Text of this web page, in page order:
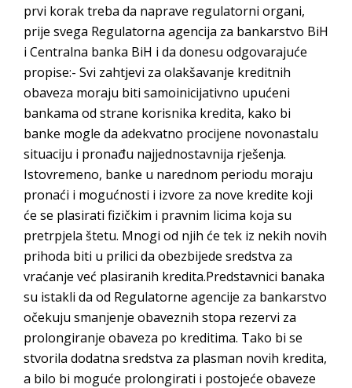
prvi korak treba da naprave regulatorni organi,
prije svega Regulatorna agencija za bankarstvo BiH
i Centralna banka BiH i da donesu odgovarajuće
propise:- Svi zahtjevi za olakšavanje kreditnih
obaveza moraju biti samoinicijativno upućeni
bankama od strane korisnika kredita, kako bi
banke mogle da adekvatno procijene novonastalu
situaciju i pronađu najjednostavnija rješenja.
Istovremeno, banke u narednom periodu moraju
pronaći i mogućnosti i izvore za nove kredite koji
će se plasirati fizičkim i pravnim licima koja su
pretrpjela štetu. Mnogi od njih će tek iz nekih novih
prihoda biti u prilici da obezbijede sredstva za
vraćanje već plasiranih kredita.Predstavnici banaka
su istakli da od Regulatorne agencije za bankarstvo
očekuju smanjenje obaveznih stopa rezervi za
prolongiranje obaveza po kreditima. Tako bi se
stvorila dodatna sredstva za plasman novih kredita,
a bilo bi moguće prolongirati i postojeće obaveze